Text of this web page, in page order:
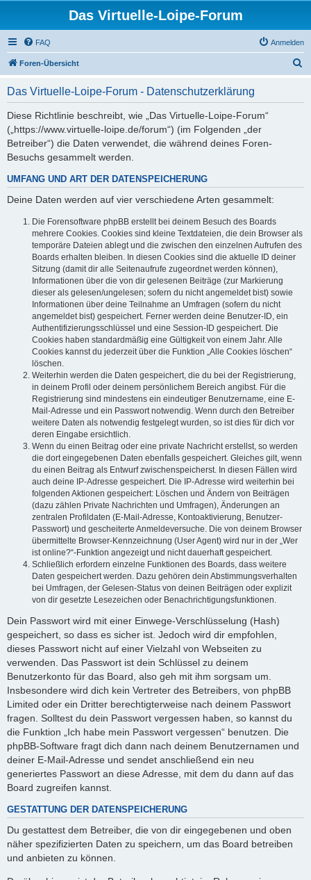
Das Virtuelle-Loipe-Forum
FAQ Anmelden
Foren-Übersicht
Das Virtuelle-Loipe-Forum - Datenschutzerklärung
Diese Richtlinie beschreibt, wie „Das Virtuelle-Loipe-Forum“
(„https://www.virtuelle-loipe.de/forum“) (im Folgenden „der
Betreiber“) die Daten verwendet, die während deines Foren-
Besuchs gesammelt werden.
UMFANG UND ART DER DATENSPEICHERUNG
Deine Daten werden auf vier verschiedene Arten gesammelt:
Die Forensoftware phpBB erstellt bei deinem Besuch des Boards
mehrere Cookies. Cookies sind kleine Textdateien, die dein Browser als
temporäre Dateien ablegt und die zwischen den einzelnen Aufrufen des
Boards erhalten bleiben. In diesen Cookies sind die aktuelle ID deiner
Sitzung (damit dir alle Seitenaufrufe zugeordnet werden können),
Informationen über die von dir gelesenen Beiträge (zur Markierung
dieser als gelesen/ungelesen; sofern du nicht angemeldet bist) sowie
Informationen über deine Teilnahme an Umfragen (sofern du nicht
angemeldet bist) gespeichert. Ferner werden deine Benutzer-ID, ein
Authentifizierungsschlüssel und eine Session-ID gespeichert. Die
Cookies haben standardmäßig eine Gültigkeit von einem Jahr. Alle
Cookies kannst du jederzeit über die Funktion „Alle Cookies löschen“
löschen.
Weiterhin werden die Daten gespeichert, die du bei der Registrierung,
in deinem Profil oder deinem persönlichem Bereich angibst. Für die
Registrierung sind mindestens ein eindeutiger Benutzername, eine E-
Mail-Adresse und ein Passwort notwendig. Wenn durch den Betreiber
weitere Daten als notwendig festgelegt wurden, so ist dies für dich vor
deren Eingabe ersichtlich.
Wenn du einen Beitrag oder eine private Nachricht erstellst, so werden
die dort eingegebenen Daten ebenfalls gespeichert. Gleiches gilt, wenn
du einen Beitrag als Entwurf zwischenspeicherst. In diesen Fällen wird
auch deine IP-Adresse gespeichert. Die IP-Adresse wird weiterhin bei
folgenden Aktionen gespeichert: Löschen und Ändern von Beiträgen
(dazu zählen Private Nachrichten und Umfragen), Änderungen an
zentralen Profildaten (E-Mail-Adresse, Kontoaktivierung, Benutzer-
Passwort) und gescheiterte Anmeldeversuche. Die von deinem Browser
übermittelte Browser-Kennzeichnung (User Agent) wird nur in der „Wer
ist online?“-Funktion angezeigt und nicht dauerhaft gespeichert.
Schließlich erfordern einzelne Funktionen des Boards, dass weitere
Daten gespeichert werden. Dazu gehören dein Abstimmungsverhalten
bei Umfragen, der Gelesen-Status von deinen Beiträgen oder explizit
von dir gesetzte Lesezeichen oder Benachrichtigungsfunktionen.
Dein Passwort wird mit einer Einwege-Verschlüsselung (Hash)
gespeichert, so dass es sicher ist. Jedoch wird dir empfohlen,
dieses Passwort nicht auf einer Vielzahl von Webseiten zu
verwenden. Das Passwort ist dein Schlüssel zu deinem
Benutzerkonto für das Board, also geh mit ihm sorgsam um.
Insbesondere wird dich kein Vertreter des Betreibers, von phpBB
Limited oder ein Dritter berechtigterweise nach deinem Passwort
fragen. Solltest du dein Passwort vergessen haben, so kannst du
die Funktion „Ich habe mein Passwort vergessen“ benutzen. Die
phpBB-Software fragt dich dann nach deinem Benutzernamen und
deiner E-Mail-Adresse und sendet anschließend ein neu
generiertes Passwort an diese Adresse, mit dem du dann auf das
Board zugreifen kannst.
GESTATTUNG DER DATENSPEICHERUNG
Du gestattest dem Betreiber, die von dir eingegebenen und oben
näher spezifizierten Daten zu speichern, um das Board betreiben
und anbieten zu können.